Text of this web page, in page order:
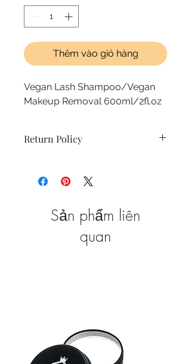
Thêm vào giỏ hàng
Vegan Lash Shampoo/Vegan
Makeup Removal 600ml/2fl.oz
Return Policy
Sản phẩm liên
quan